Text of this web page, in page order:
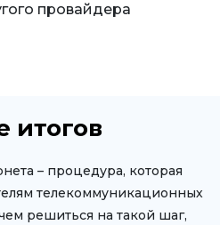
провайдера
итогов
– процедура, которая
телекоммуникационных
решиться на такой шаг,